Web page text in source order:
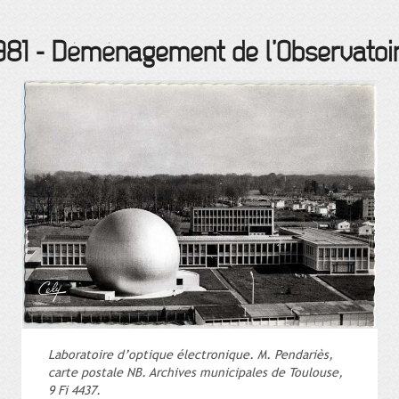
- Déménagement de
Laboratoire d’optique électronique. M. Pendariès,
carte postale NB. Archives municipales de Toulouse,
9 Fi 4437.